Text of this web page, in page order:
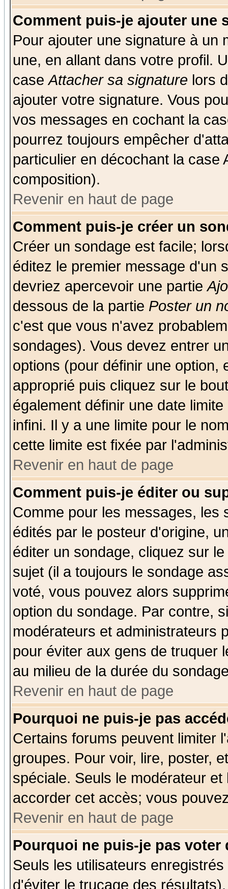
Comment puis-je ajouter une
Pour ajouter une signature à un
une, en allant dans votre profil.
caseAttacher sa signature lors
ajouter votre signature. Vous
vos messages en cochant la
pourrez toujours empêcher
particulier en décochant la case
composition).
Revenir en haut de page
Comment puis-je créer un
Créer un sondage est facile;
éditez le premier message d'un
devriez apercevoir une partie
dessous de la partie Poster un
c'est que vous n'avez
sondages). Vous devez entrer
options (pour définir une option,
approprié puis cliquez sur le
également définir une date
infini. Il y a une limite pour le
cette limite est fixée par
Revenir en haut de page
Comment puis-je éditer ou
Comme pour les messages, les
édités par le posteur d'origine,
éditer un sondage, cliquez sur
sujet (il a toujours le sondage
voté, vous pouvez alors
option du sondage. Par contre,
modérateurs et administrateurs
pour éviter aux gens de truquer
au milieu de la durée du
Revenir en haut de page
Pourquoi ne puis-je pas
Certains forums peuvent limiter
groupes. Pour voir, lire, poster,
spéciale. Seuls le modérateur
accorder cet accès; vous
Revenir en haut de page
Pourquoi ne puis-je pas voter
Seuls les utilisateurs
d'éviter le trucage des